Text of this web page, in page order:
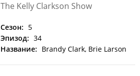
The Kelly Clarkson Show
Сезон: 5
Эпизод: 34
Название: Brandy Clark, Brie Larson